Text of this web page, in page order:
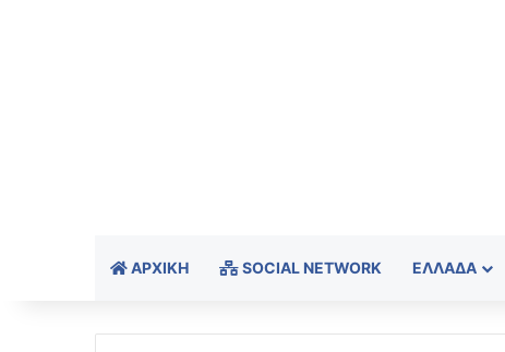
ΑΡΧΙΚΉ SOCIAL NETWORK ΕΛΛΆΔΑ